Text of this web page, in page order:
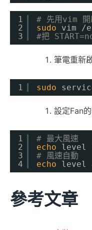
1
2
3
# 先用vim 開
sudo
vim /
#把
筆電重新
1 sudo
設定Fan
1
2
3
4
# 最大風速
echo
level
# 風速自動
echo
level
參考文章